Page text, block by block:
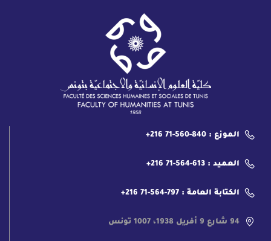
الموزع : 840-560-71 216+
العميد : 613-564-71 216+
الكتابة العامة : 797-564-71 216+
94 شارع 9 أفريل 1938، 1007 تونس